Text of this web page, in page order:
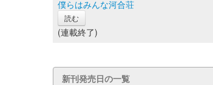
僕らはみんな河合荘
読む
(連載終了)
新刊発売日の一覧